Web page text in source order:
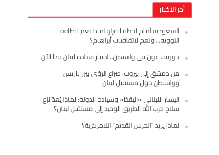
أخر الأخبار
السعودية أمام لحظة القرار: لماذا نعم للطاقة
النووية… ونعم لاتفاقيات أبراهام؟
جوزيف عون في واشنطن.. اختبار سيادة لبنان يبدأ الآن
من دمشق إلى بيروت: صراع الرؤى بين باريس
وواشنطن حول مستقبل لبنان
اليسار اللبناني «اليقظ» وسيادة الدولة: لماذا يُعدّ نزع
سلاح حزب الله الطريق الوحيد إلى مستقبل لبنان؟
لماذا يريد “الحرس القديم” اللامركزية؟